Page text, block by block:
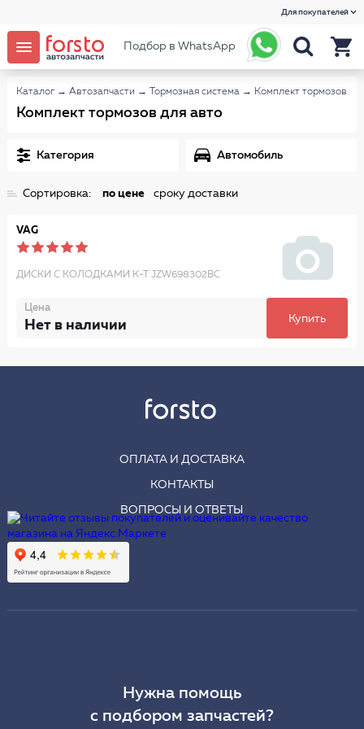
Для покупателей
Подбор в WhatsApp
Каталог → Автозапчасти → Тормозная система → Комплект тормозов
Комплект тормозов для авто
Категория Автомобиль
Сортировка: по цене сроку доставки
VAG
ДИСКИ С КОЛОДКАМИ К-Т JZW698302BC
Цена
Нет в наличии Купить
ОПЛАТА И ДОСТАВКА
КОНТАКТЫ
ВОПРОСЫ И ОТВЕТЫ
Нужна помощь
с подбором запчастей?